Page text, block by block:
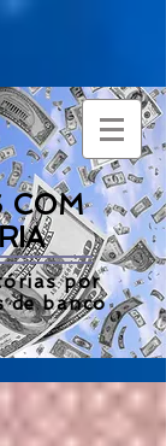
COM
por
de banco